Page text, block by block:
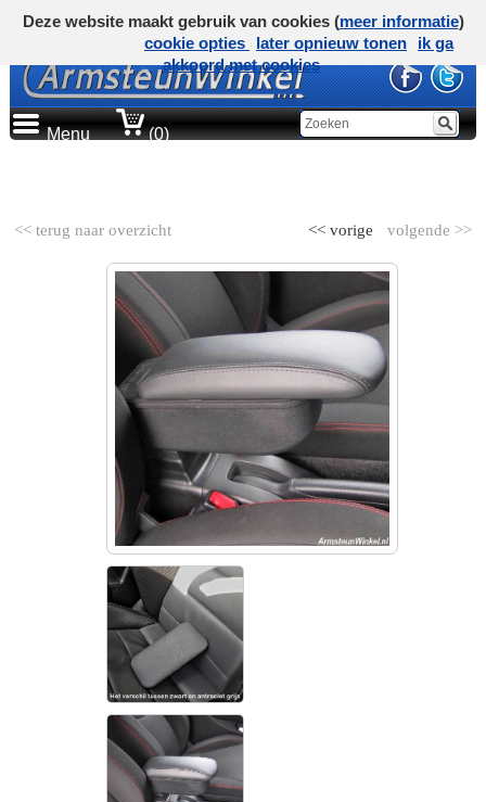
Menu (0)
<< terug naar overzicht volgende >>
<< vorige
Deze website maakt gebruik van cookies (meer informatie)
cookie opties
later opnieuw tonen
ik ga
akkoord met cookies